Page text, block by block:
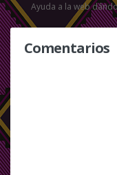
Ayuda a la web
Comentarios